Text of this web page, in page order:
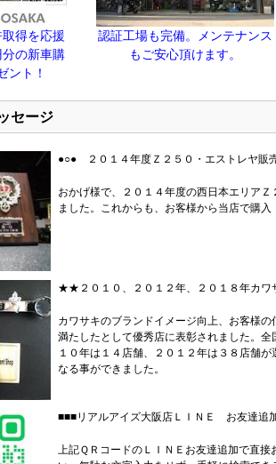
得を応援
分の新車購
ント！
認証工場も完備。メンテナンス
もご安心頂けます。
セージ
●○● ２０１４年度Ｚ２５０・エストレヤ
おかげ様で、２０１４年度の西日本エリア
ました。これからも、お客様から当店で購
★★２０１０、２０１２年、２０１８年カ
カワサキのブランドイメージ向上、お客様
満たしたとして優秀店に表彰されました。
１０年は１４店舗、２０１２年は３８店舗
なる事ができました。
■■■リアルアイズ大阪店ＬＩＮＥ お友達追
上記ＱＲコードのＬＩＮＥお友達追加で直